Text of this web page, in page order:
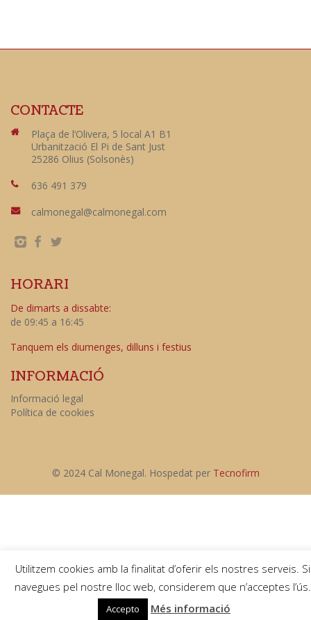
CONTACTE
Plaça de l’Olivera, 5 local A1 B1
Urbanització El Pi de Sant Just
25286 Olius (Solsonès)
636 491 379
calmonegal@calmonegal.com
HORARI
De dimarts a dissabte:
de 09:45 a 16:45
Tanquem els diumenges, dilluns i festius
INFORMACIÓ
Informació legal
Política de cookies
© 2024 Cal Monegal. Hospedat per Tecnofirm
Utilitzem cookies amb la finalitat d’oferir els nostres serveis. Si
navegues pel nostre lloc web, considerem que n’acceptes l’ús.
Accepto Més informació